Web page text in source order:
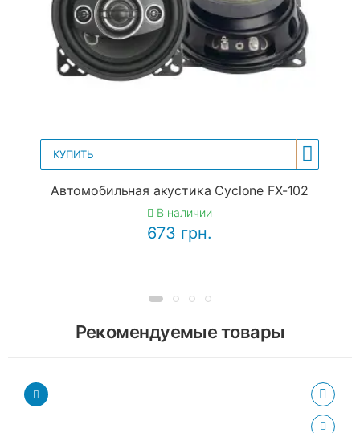
КУПИТЬ
Автомобильная акустика Cyclone FX-102
В наличии
673 грн.
Рекомендуемые товары